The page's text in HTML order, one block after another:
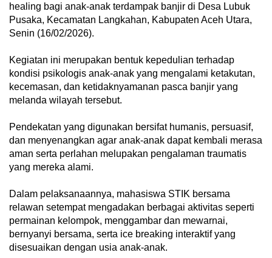
healing bagi anak-anak terdampak banjir di Desa Lubuk
Pusaka, Kecamatan Langkahan, Kabupaten Aceh Utara,
Senin (16/02/2026).
Kegiatan ini merupakan bentuk kepedulian terhadap
kondisi psikologis anak-anak yang mengalami ketakutan,
kecemasan, dan ketidaknyamanan pasca banjir yang
melanda wilayah tersebut.
Pendekatan yang digunakan bersifat humanis, persuasif,
dan menyenangkan agar anak-anak dapat kembali merasa
aman serta perlahan melupakan pengalaman traumatis
yang mereka alami.
Dalam pelaksanaannya, mahasiswa STIK bersama
relawan setempat mengadakan berbagai aktivitas seperti
permainan kelompok, menggambar dan mewarnai,
bernyanyi bersama, serta ice breaking interaktif yang
disesuaikan dengan usia anak-anak.